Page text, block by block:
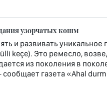
узорчатых кошм
и развивать уникальное
keçe). Это ремесло,
из поколения в
газета «Ahal